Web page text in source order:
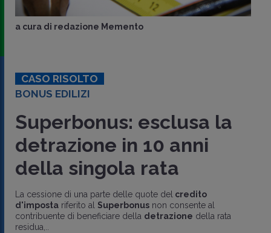
a cura di redazione Memento
CASO RISOLTO
BONUS EDILIZI
Superbonus: esclusa la
detrazione in 10 anni
della singola rata
La cessione di una parte delle quote del credito
d'imposta riferito al Superbonus non consente al
contribuente di beneficiare della detrazione della rata
residua,..